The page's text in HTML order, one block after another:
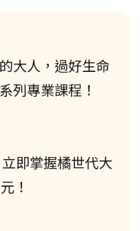
大人，過好生命
列專業課程！
即掌握橘世代大
！